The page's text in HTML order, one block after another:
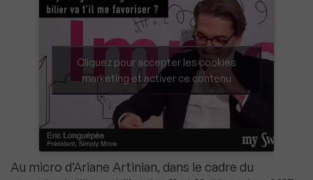
Cliquez pour accepter les cookies
marketing et activer ce contenu
Au micro d’Ariane Artinian, dans le cadre du